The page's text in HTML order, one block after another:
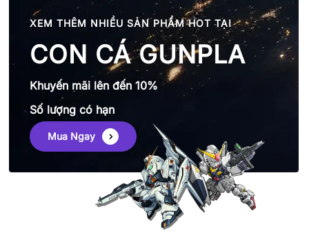
XEM THÊM NHIỀU SẢN PHẨM HOT TẠI
CON CÁ GUNPLA
Khuyến mãi lên đến 10%
Số lượng có hạn
Mua Ngay